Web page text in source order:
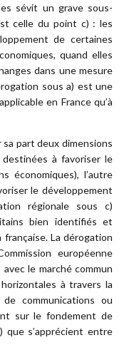
sévit un grave sous-
celle du point c) : les
de certaines
quand elles
dans une mesure
sous a) est une
en France qu’à
part deux dimensions
à favoriser le
économiques), l’autre
le développement
régionale sous c)
bien identifiés et
La dérogation
européenne
le marché commun
à travers la
communications ou
sur le fondement de
s’apprécient entre